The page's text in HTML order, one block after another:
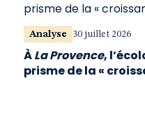
Analyse 30 juillet 2026
ÀLa Provence,
prisme de la «